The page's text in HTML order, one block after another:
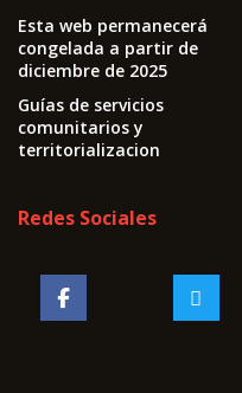
Esta web permanecerá
congelada a partir de
diciembre de 2025
Guías de servicios
comunitarios y
territorializacion
Redes Sociales